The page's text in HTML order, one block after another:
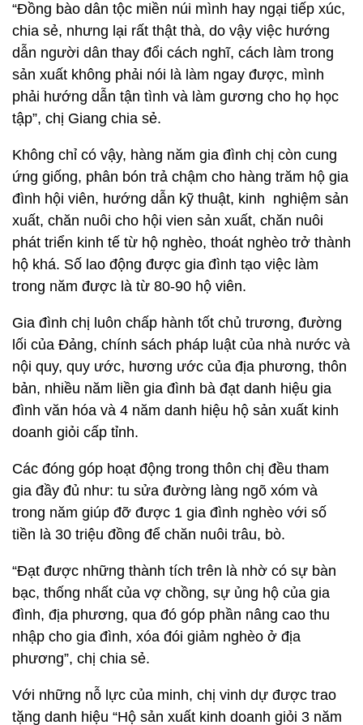
“Đồng bào dân tộc miền núi mình hay ngại tiếp xúc,
chia sẻ, nhưng lại rất thật thà, do vậy việc hướng
dẫn người dân thay đổi cách nghĩ, cách làm trong
sản xuất không phải nói là làm ngay được, mình
phải hướng dẫn tận tình và làm gương cho họ học
tập”, chị Giang chia sẻ.
Không chỉ có vậy, hàng năm gia đình chị còn cung
ứng giống, phân bón trả chậm cho hàng trăm hộ gia
đình hội viên, hướng dẫn kỹ thuật, kinh nghiệm sản
xuất, chăn nuôi cho hội vien sản xuất, chăn nuôi
phát triển kinh tế từ hộ nghèo, thoát nghèo trở thành
hộ khá. Số lao động được gia đình tạo việc làm
trong năm được là từ 80-90 hộ viên.
Gia đình chị luôn chấp hành tốt chủ trương, đường
lối của Đảng, chính sách pháp luật của nhà nước và
nội quy, quy ước, hương ước của địa phương, thôn
bản, nhiều năm liền gia đình bà đạt danh hiệu gia
đình văn hóa và 4 năm danh hiệu hộ sản xuất kinh
doanh giỏi cấp tỉnh.
Các đóng góp hoạt động trong thôn chị đều tham
gia đầy đủ như: tu sửa đường làng ngõ xóm và
trong năm giúp đỡ được 1 gia đình nghèo với số
tiền là 30 triệu đồng để chăn nuôi trâu, bò.
“Đạt được những thành tích trên là nhờ có sự bàn
bạc, thống nhất của vợ chồng, sự ủng hộ của gia
đình, địa phương, qua đó góp phần nâng cao thu
nhập cho gia đình, xóa đói giảm nghèo ở địa
phương”, chị chia sẻ.
Với những nỗ lực của minh, chị vinh dự được trao
tặng danh hiệu “Hộ sản xuất kinh doanh giỏi 3 năm